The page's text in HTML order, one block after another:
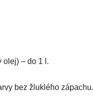
olej) – do 1 l.
bez žluklého